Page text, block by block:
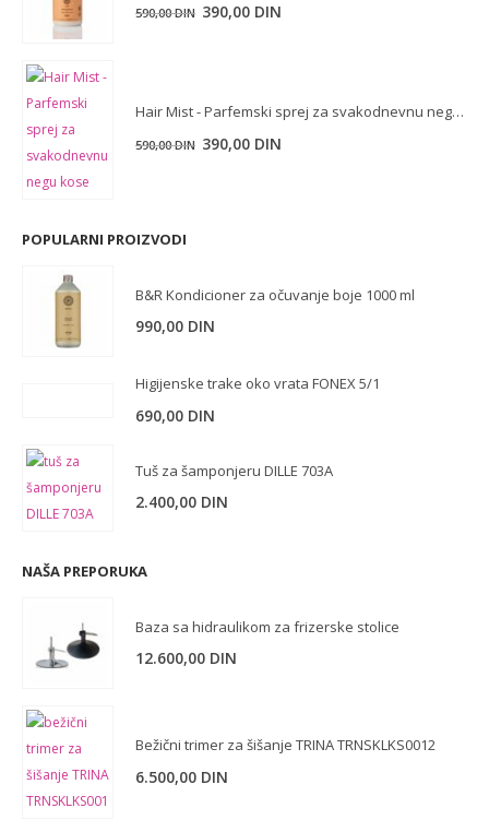
350,00 DIN.
590,00DIN Originalna
590,00 DIN.
390,00 DIN
Hair Mist - Parfemski sprej za svakodnevnu negu kose 160 ml
590,00DIN 390,00 DIN
POPULARNI PROIZVODI
B&R Kondicioner za očuvanje boje 1000 ml
990,00 DIN
Higijenske trake oko vrata FONEX 5/1
690,00 DIN
Tuš za šamponjeru DILLE 703A
2.400,00 DIN
NAŠA PREPORUKA
Baza sa hidraulikom za frizerske stolice
12.600,00 DIN
Bežični trimer za šišanje TRINA TRNSKLKS0012
6.500,00 DIN